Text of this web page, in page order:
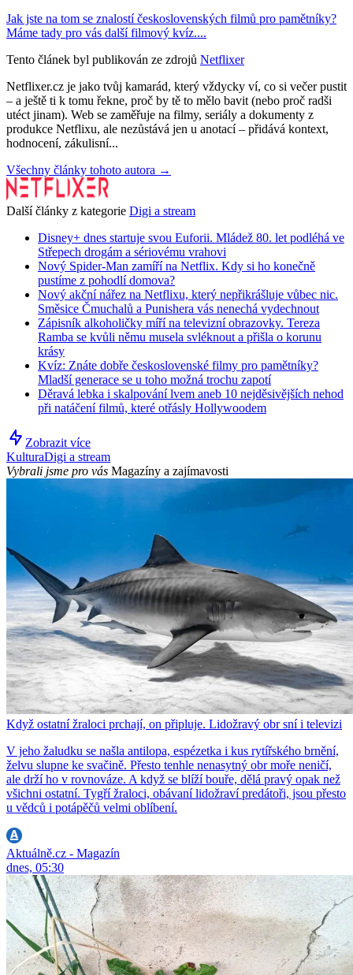
Jak jste na tom se znalostí československých filmů pro pamětníky?
Máme tady pro vás další filmový kvíz....
Tento článek byl publikován ze zdrojů Netflixer
Netflixer.cz je jako tvůj kamarád, který vždycky ví, co si večer pustit
– a ještě ti k tomu řekne, proč by tě to mělo bavit (nebo proč radši
utéct jinam). Web se zaměřuje na filmy, seriály a dokumenty z
produkce Netflixu, ale nezůstává jen u anotací – přidává kontext,
hodnocení, zákulisní...
Všechny články tohoto autora →
Další články z kategorie Digi a stream
Disney+ dnes startuje svou Euforii. Mládež 80. let podléhá ve
Střepech drogám a sériovému vrahovi
Nový Spider-Man zamíří na Netflix. Kdy si ho konečně
pustíme z pohodlí domova?
Nový akční nářez na Netflixu, který nepřikrášluje vůbec nic.
Směsice Čmuchalů a Punishera vás nenechá vydechnout
Zápisník alkoholičky míří na televizní obrazovky. Tereza
Ramba se kvůli němu musela svléknout a přišla o korunu
krásy
Kvíz: Znáte dobře československé filmy pro pamětníky?
Mladší generace se u toho možná trochu zapotí
Děravá lebka i skalpování lvem aneb 10 nejděsivějších nehod
při natáčení filmů, které otřásly Hollywoodem
Zobrazit více
KulturaDigi a stream
Vybrali jsme pro vás Magazíny a zajímavosti
Když ostatní žraloci prchají, on připluje. Lidožravý obr sní i televizi
V jeho žaludku se našla antilopa, espézetka i kus rytířského brnění,
želvu slupne ke svačině. Přesto tenhle nenasytný obr moře neničí,
ale drží ho v rovnováze. A když se blíží bouře, dělá pravý opak než
všichni ostatní. Tygří žraloci, obávaní lidožraví predátoři, jsou přesto
u vědců i potápěčů velmi oblíbení.
Aktuálně.cz - Magazín
dnes, 05:30